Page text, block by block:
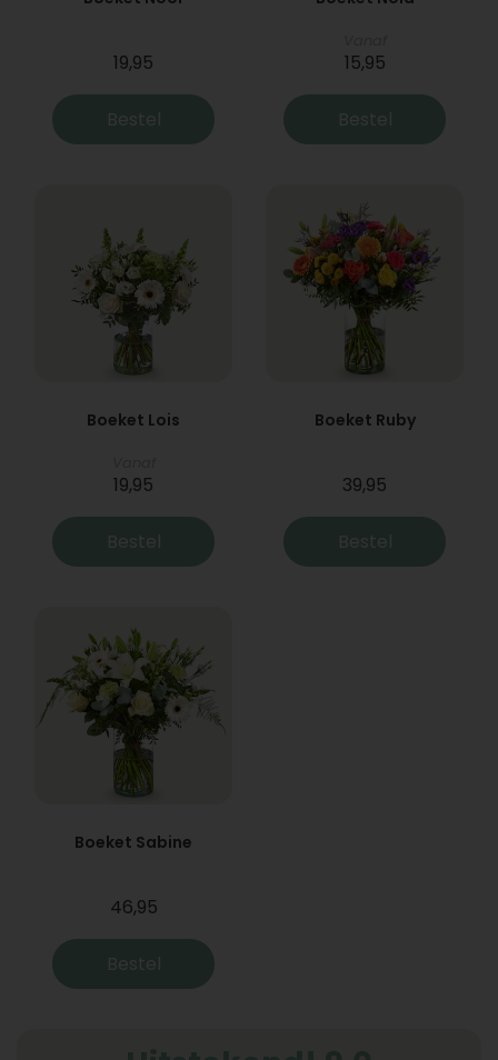
19,95
Bestel
15,95
Bestel
Boeket Lois
19,95
Bestel
Boeket Ruby
39,95
Bestel
Boeket Sabine
46,95
Bestel